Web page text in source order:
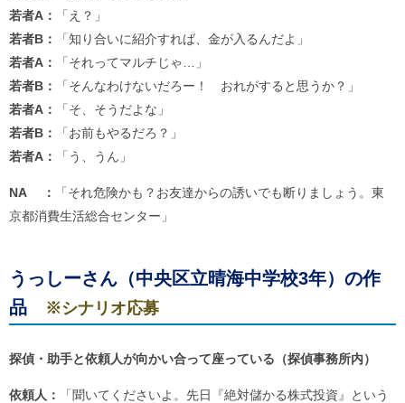
若者A：
「え？」
若者B：
「知り合いに紹介すれば、金が入るんだよ」
若者A：
「それってマルチじゃ…」
若者B：
「そんなわけないだろー！ おれがすると思うか？」
若者A：
「そ、そうだよな」
若者B：
「お前もやるだろ？」
若者A：
「う、うん」
NA ：
「それ危険かも？お友達からの誘いでも断りましょう。東
京都消費生活総合センター」
うっしーさん（中央区立晴海中学校3年）の作
品
※シナリオ応募
探偵・助手と依頼人が向かい合って座っている（探偵事務所内）
依頼人：
「聞いてくださいよ。先日『絶対儲かる株式投資』という